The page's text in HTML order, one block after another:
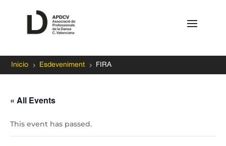
Inicio 5 Esdeveniment 5 FIRA
« All Events
This event has passed.